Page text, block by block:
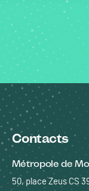
Contacts
Métropole de
50, place Zeus CS